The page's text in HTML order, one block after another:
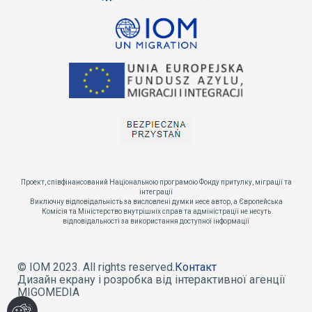
Проект, співфінансований Національною програмою Фонду притулку, міграції та
інтеграції
Виключну відповідальність за висловлені думки несе автор, а Європейська
Комісія та Міністерство внутрішніх справ та адміністрації не несуть
відповідальності за використання доступної інформації
© IOM 2023. All rights reserved.Контакт
Дизайн екрану і розробка від інтерактивної агенції
MIGOMEDIA